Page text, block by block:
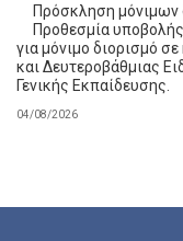
Πρόσκληση μόνιμων
Προθεσμία
για μόνιμο διορισμό
και Δευτεροβάθμιας
Γενικής Εκπαίδευσης.
04/08/2026